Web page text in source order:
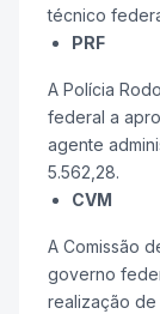
técnico
PRF
A Polícia
federal a
agente
5.562,28.
CVM
A Comissão
governo
realização de